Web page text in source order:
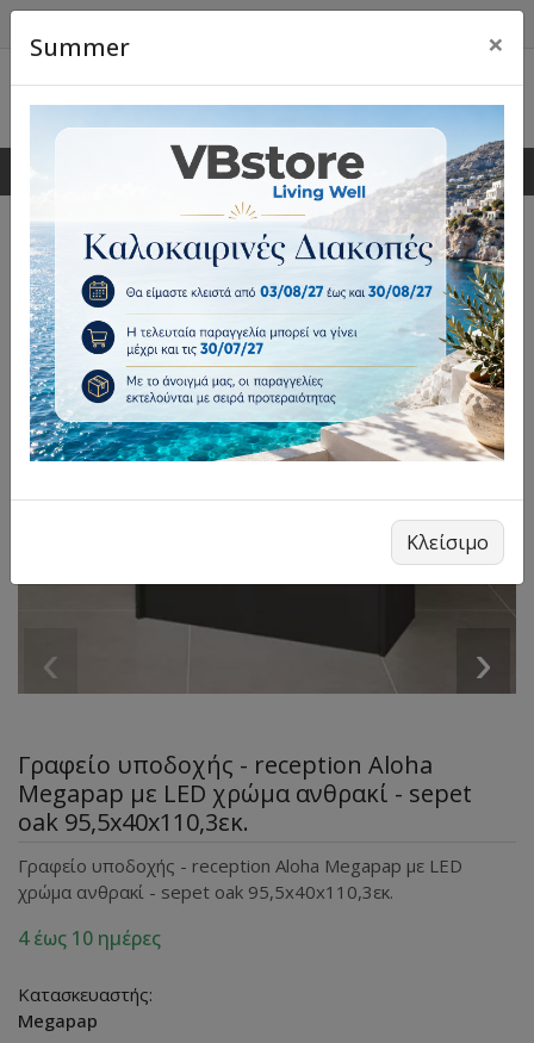
0 0
‹ ›
Γραφείο υποδοχής - reception Aloha
Megapap με LED χρώμα ανθρακί - sepet
oak 95,5x40x110,3εκ.
Γραφείο υποδοχής - reception Aloha Megapap με LED
χρώμα ανθρακί - sepet oak 95,5x40x110,3εκ.
4 έως 10 ημέρες
Κατασκευαστής:
Megapap
Summer ×
Κλείσιμο